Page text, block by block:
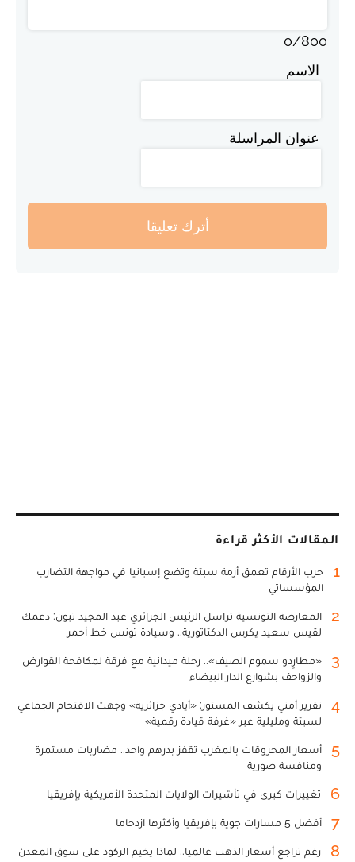
0/800
الاسم
عنوان المراسلة
أترك تعليقا
المقالات الأكثر قراءة
1
حرب الأرقام تعمق أزمة سبتة وتضع إسبانيا في مواجهة التضارب
المؤسساتي
2
المعارضة التونسية تراسل الرئيس الجزائري عبد المجيد تبون: دعمك
لقيس سعيد يكرس الدكتاتورية.. وسيادة تونس خط أحمر
3
«مطارِدو سموم الصيف».. رحلة ميدانية مع فرقة لمكافحة القوارض
والزواحف بشوارع الدار البيضاء
4
تقرير أمني يكشف المستور: «أيادي جزائرية» وجهت الاقتحام الجماعي
لسبتة ومليلية عبر «غرفة قيادة رقمية»
5
أسعار المحروقات بالمغرب تقفز بدرهم واحد.. مضاربات مستمرة
ومنافسة صورية
6 تغييرات كبرى في تأشيرات الولايات المتحدة الأمريكية بإفريقيا
7 أفضل 5 مسارات جوية بإفريقيا وأكثرها ازدحاما
8
رغم تراجع أسعار الذهب عالميا.. لماذا يخيم الركود على سوق المعدن